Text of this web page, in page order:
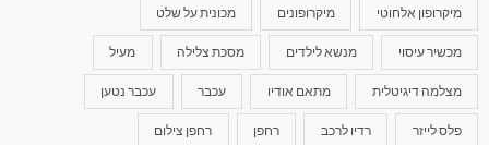
מיקרופון אלחוטי מיקרופונים מכונית על שלט
מכשיר עיסוי מנשא לילדים מסכת צלילה מעיל
מצלמה דיגיטלית מתאם אודיו עכבר עכבר נטען
פלס לייזר רדיו לרכב רחפן רחפן צילום